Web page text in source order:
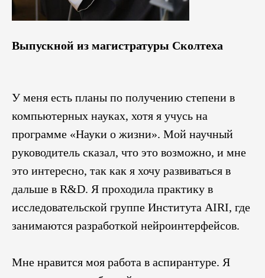
Выпускной из магистратуры Сколтеха
У меня есть планы по получению степени в
компьютерных науках, хотя я учусь на
программе «Науки о жизни». Мой научный
руководитель сказал, что это возможно, и мне
это интересно, так как я хочу развиваться в
дальше в R&D. Я проходила практику в
исследовательской группе Института AIRI, где
занимаются разработкой нейроинтерфейсов.
Мне нравится моя работа в аспирантуре. Я